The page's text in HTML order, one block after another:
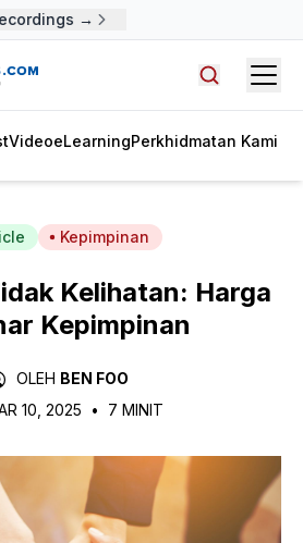
→
VideoeLearningPerkhidmatan Kami
Kepimpinan
Kelihatan: Harga
Kepimpinan
OLEH BEN FOO
10, 2025
• 7 MINIT